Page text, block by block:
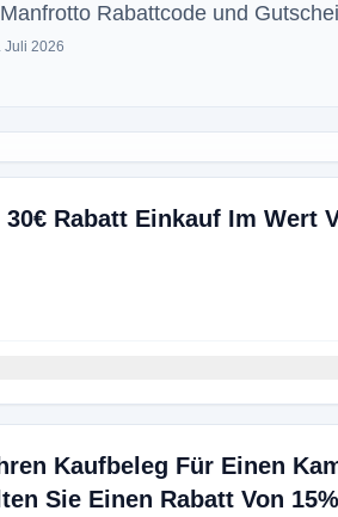
Rabattcode und
Juli 2026
Rabatt Einkauf Im Wert
Kaufbeleg Für Einen
Sie Einen Rabatt Von 15%